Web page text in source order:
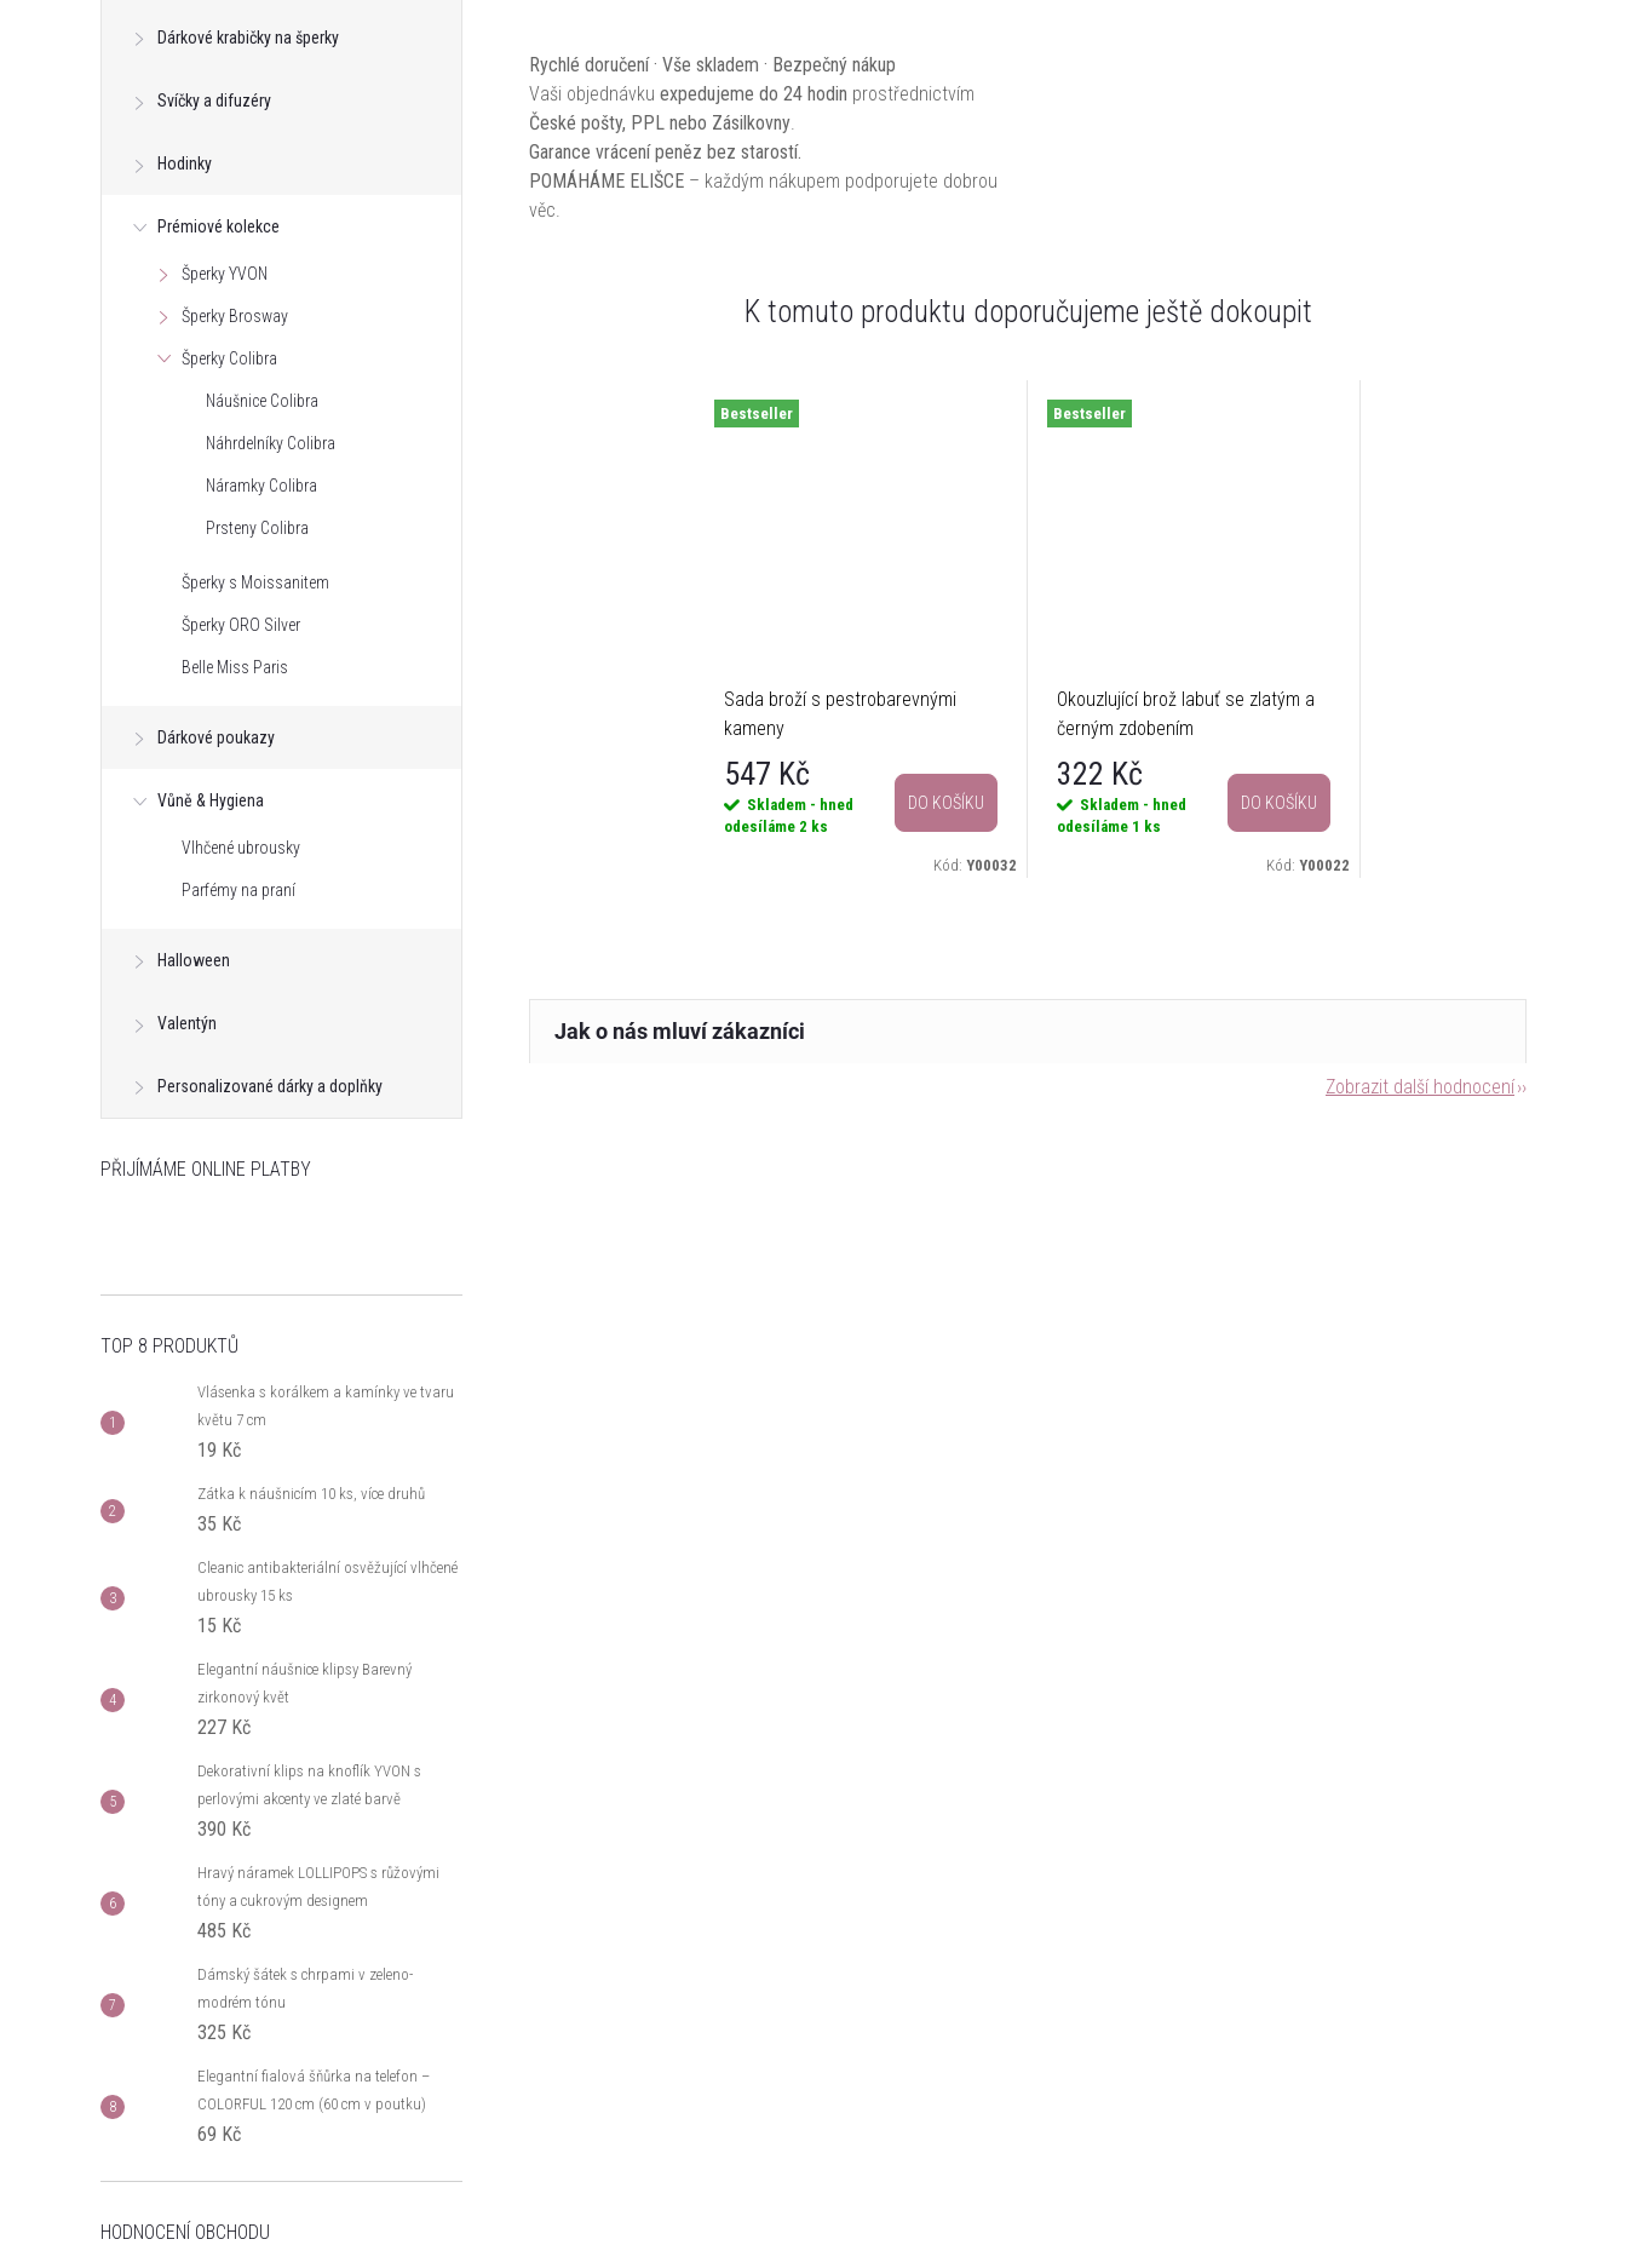
Dárkové krabičky na šperky
Svíčky a difuzéry
Hodinky
Prémiové kolekce
Šperky YVON
Šperky Brosway
Šperky Colibra
Náušnice Colibra
Náhrdelníky Colibra
Náramky Colibra
Prsteny Colibra
Šperky s Moissanitem
Šperky ORO Silver
Belle Miss Paris
Dárkové poukazy
Vůně & Hygiena
Vlhčené ubrousky
Parfémy na praní
Halloween
Valentýn
Personalizované dárky a doplňky
PŘIJÍMÁME ONLINE PLATBY
TOP 8 PRODUKTŮ
Vlásenka s korálkem a kamínky ve tvaru
květu 7 cm
19 Kč
Zátka k náušnicím 10 ks, více druhů
35 Kč
Cleanic antibakteriální osvěžující vlhčené
ubrousky 15 ks
15 Kč
Elegantní náušnice klipsy Barevný
zirkonový květ
227 Kč
Dekorativní klips na knoflík YVON s
perlovými akcenty ve zlaté barvě
390 Kč
Hravý náramek LOLLIPOPS s růžovými
tóny a cukrovým designem
485 Kč
Dámský šátek s chrpami v zeleno-
modrém tónu
325 Kč
Elegantní fialová šňůrka na telefon –
COLORFUL 120 cm (60 cm v poutku)
69 Kč
HODNOCENÍ OBCHODU
Rychlé doručení · Vše skladem · Bezpečný nákup
Vaši objednávku expedujeme do 24 hodin prostřednictvím
České pošty, PPL nebo Zásilkovny
Garance vrácení peněz bez starostí.
POMÁHÁME ELIŠCE – každým nákupem podporujete dobrou
věc.
K tomuto produktu doporučujeme ještě dokoupit
Bestseller
Sada broží s pestrobarevnými
kameny
547 Kč
Skladem - hned
odesíláme 2 ks
DO KOŠÍKU
Kód: Y00032
Bestseller
Okouzlující brož labuť se zlatým a
černým zdobením
322 Kč
Skladem - hned
odesíláme 1 ks
DO KOŠÍKU
Kód: Y00022
Zobrazit další hodnocení